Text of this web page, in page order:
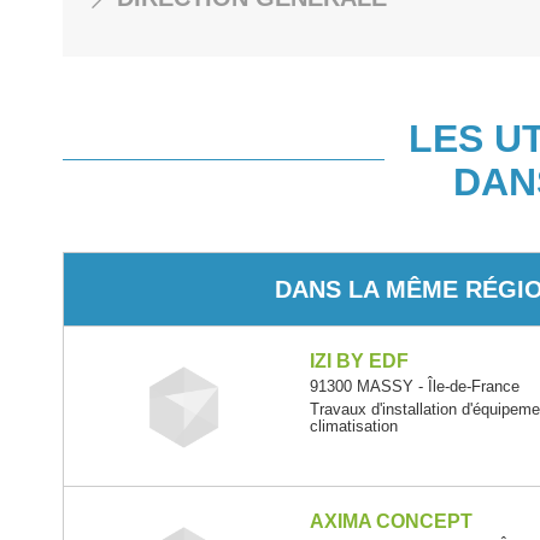
LES
DANS LA MÊME
IZI BY EDF
91300 MASSY - Île-de-France
Travaux d'installation
climatisation
AXIMA CONCEPT